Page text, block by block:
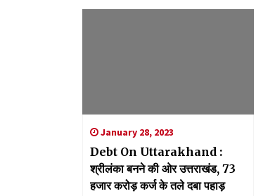
January 28, 2023
Debt On Uttarakhand :
श्रीलंका बनने की ओर उत्तराखंड, 73
हजार करोड़ कर्ज के तले दबा पहाड़